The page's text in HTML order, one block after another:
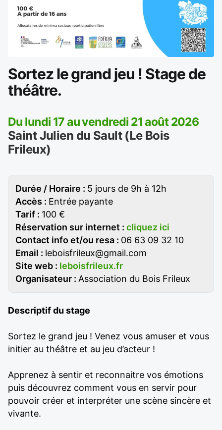
Sortez le grand jeu ! Stage de
théâtre.
Du lundi 17 au vendredi 21 août 2026
Saint Julien du Sault (Le Bois
Frileux)
Durée / Horaire : 5 jours de 9h à 12h
Accès : Entrée payante
Tarif : 100 €
Réservation sur internet : cliquez ici
Contact info et/ou resa : 06 63 09 32 10
Email : leboisfrileux@gmail.com
Site web : leboisfrileux.fr
Organisateur : Association du Bois Frileux
Descriptif du stage
Sortez le grand jeu ! Venez vous amuser et vous
initier au théâtre et au jeu d’acteur !
Apprenez à sentir et reconnaitre vos émotions
puis découvrez comment vous en servir pour
pouvoir créer et interpréter une scène sincère et
vivante.